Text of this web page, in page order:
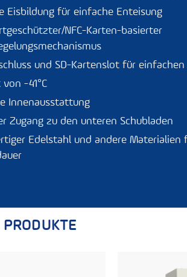
Eisbildung für einfache Enteisung
NFC-Karten-basierter
und SD-Kartenslot für
-41°C
Innenausstattung
Zugang zu den unteren Schubladen
Edelstahl und andere Materialien